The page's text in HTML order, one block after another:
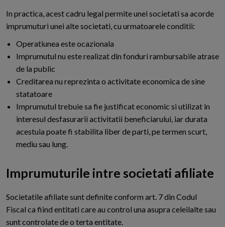
In practica, acest cadru legal permite unei societati sa acorde
imprumuturi unei alte societati, cu urmatoarele conditii:
Operatiunea este ocazionala
Imprumutul nu este realizat din fonduri rambursabile atrase
de la public
Creditarea nu reprezinta o activitate economica de sine
statatoare
Imprumutul trebuie sa fie justificat economic si utilizat in
interesul desfasurarii activitatii beneficiarului, iar durata
acestuia poate fi stabilita liber de parti, pe termen scurt,
mediu sau lung.
Imprumuturile intre societati afiliate
Societatile afiliate sunt definite conform art. 7 din Codul
Fiscal ca fiind entitati care au control una asupra celeilalte sau
sunt controlate de o terta entitate.